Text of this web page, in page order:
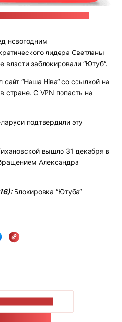
новогодним
лидера Светланы
власти заблокировали “Ютуб“.
“Наша Ніва“ со ссылкой на
стране. С VPN попасть на
подтвердили эту
вышло 31 декабря в
Александра
Блокировка “Ютуба“